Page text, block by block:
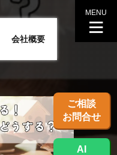
会社概要
MENU
ご相談
お問合せ
AI